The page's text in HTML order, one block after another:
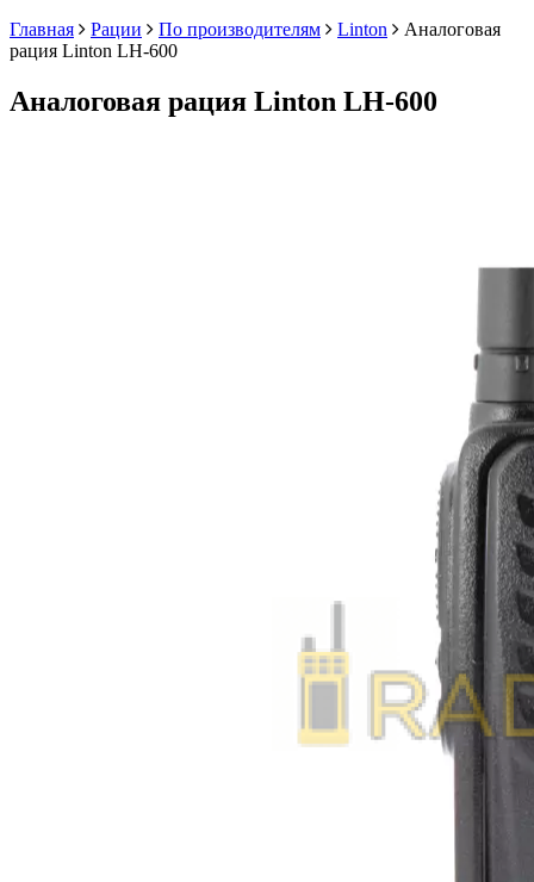
Главная
Рации По производителям Linton
Аналоговая
рация Linton LH-600
Аналоговая рация Linton LH-600